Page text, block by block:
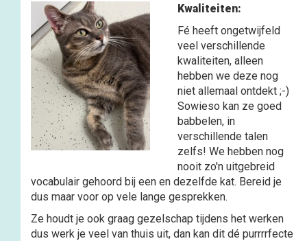
Kwaliteiten:
Fé heeft ongetwijfeld
veel verschillende
kwaliteiten, alleen
hebben we deze nog
niet allemaal ontdekt ;-)
Sowieso kan ze goed
babbelen, in
verschillende talen
zelfs! We hebben nog
nooit zo'n uitgebreid
vocabulair gehoord bij een en dezelfde kat. Bereid je
dus maar voor op vele lange gesprekken.
Ze houdt je ook graag gezelschap tijdens het werken
dus werk je veel van thuis uit, dan kan dit dé purrrrfecte